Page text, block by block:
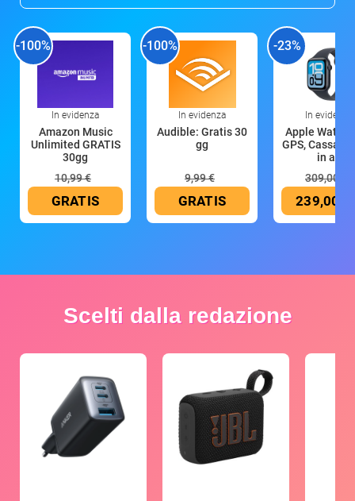
-100%
In evidenza
Amazon Music
Unlimited GRATIS
30gg
10,99 €
GRATIS
-100%
In evidenza
Audible: Gratis 30
gg
9,99 €
GRATIS
-23%
In evidenza
Apple Watch
GPS, Cassa
in all
309,00 €
239,00 €
Scelti dalla redazione